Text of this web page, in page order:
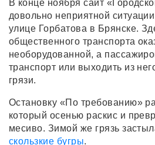
В конце ноября сайт
довольно неприятной
улице Горбатова в Брянске.
общественного транспорта
необорудованной, а
транспорт или выходить из
грязи.
Остановку «По требованию»
который осенью раскис и
месиво. Зимой же грязь
скользкие бугры.